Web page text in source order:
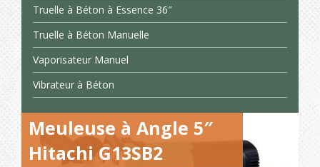
Truelle à Béton à Essence 36″
Truelle à Béton Manuelle
Vaporisateur Manuel
Vibrateur à Béton
Meuleuse à Angle 5″
Hitachi G13SB2